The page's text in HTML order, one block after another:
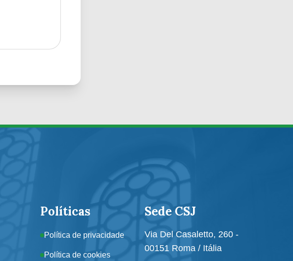
Políticas
Política de privacidade
Política de cookies
Sede CSJ
Via Del Casaletto, 260 -
00151 Roma / Itália